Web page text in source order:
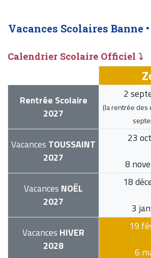
Vacances Scolaires Banne •
Calendrier Scolaire Officiel ⤵
Rentrée Scolaire
2027
2
(la rentrée des
Vacances TOUSSAINT
2027
23
8
Vacances NOËL
2027
18
3
Vacances HIVER
2028
19
6